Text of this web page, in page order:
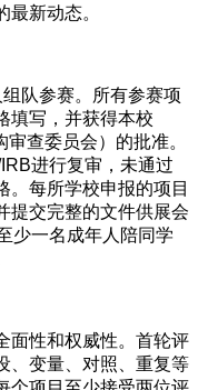
新动态。
队参赛。所有参赛项
填写，并获得本校
查委员会）的批准。
进行复审，未通过
。每所学校申报的项目
提交完整的文件供展会
少一名成年人陪同学
面性和权威性。首轮评
、变量、对照、重复等